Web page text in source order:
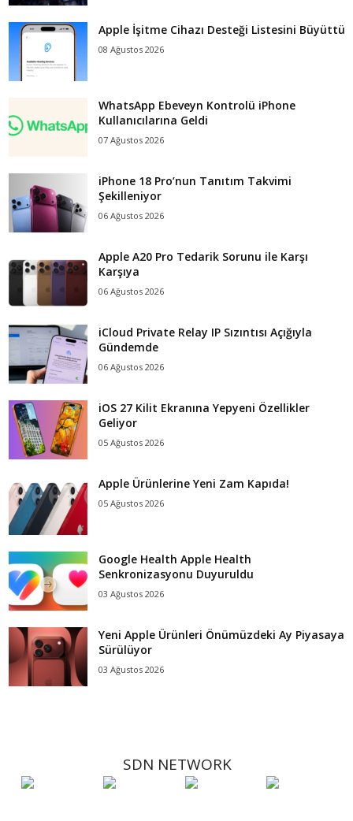
Apple İşitme Cihazı Desteği Listesini Büyüttü
08 Ağustos 2026
WhatsApp Ebeveyn Kontrolü iPhone
Kullanıcılarına Geldi
07 Ağustos 2026
iPhone 18 Pro’nun Tanıtım Takvimi
Şekilleniyor
06 Ağustos 2026
Apple A20 Pro Tedarik Sorunu ile Karşı
Karşıya
06 Ağustos 2026
iCloud Private Relay IP Sızıntısı Açığıyla
Gündemde
06 Ağustos 2026
iOS 27 Kilit Ekranına Yepyeni Özellikler
Geliyor
05 Ağustos 2026
Apple Ürünlerine Yeni Zam Kapıda!
05 Ağustos 2026
Google Health Apple Health
Senkronizasyonu Duyuruldu
03 Ağustos 2026
Yeni Apple Ürünleri Önümüzdeki Ay Piyasaya
Sürülüyor
03 Ağustos 2026
SDN NETWORK